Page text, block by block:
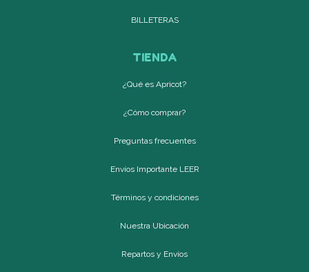
BILLETERAS
TIENDA
¿Qué es Apricot?
¿Cómo comprar?
Preguntas frecuentes
Envíos Importante LEER
Términos y condiciones
Nuestra Ubicación
Repartos y Envíos